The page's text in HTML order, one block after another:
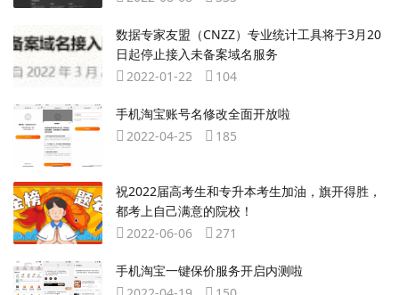
数据专家友盟（CNZZ）专业统计工具将于3月20
日起停止接入未备案域名服务
2022-01-22
104
手机淘宝账号名修改全面开放啦
2022-04-25
185
祝2022届高考生和专升本考生加油，旗开得胜，
都考上自己满意的院校！
2022-06-06
271
手机淘宝一键保价服务开启内测啦